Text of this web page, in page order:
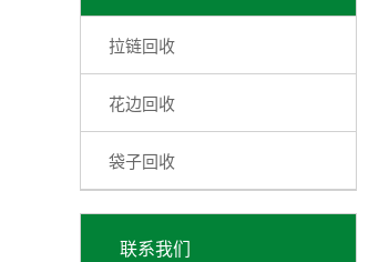
拉链回收
花边回收
袋子回收
联系我们